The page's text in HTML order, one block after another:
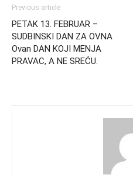
Previous article
PETAK 13. FEBRUAR –
SUDBINSKI DAN ZA OVNA
Ovan DAN KOJI MENJA
PRAVAC, A NE SREĆU.